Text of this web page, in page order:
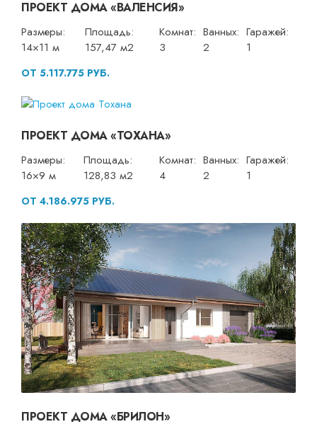
ПРОЕКТ ДОМА «ВАЛЕНСИЯ»
Размеры:
14×11 м
Площадь:
157,47 м2
Комнат:
3
Ванных:
2
Гаражей:
1
ОТ 5.117.775 РУБ.
ПРОЕКТ ДОМА «ТОХАНА»
Размеры:
16×9 м
Площадь:
128,83 м2
Комнат:
4
Ванных:
2
Гаражей:
1
ОТ 4.186.975 РУБ.
ПРОЕКТ ДОМА «БРИЛОН»